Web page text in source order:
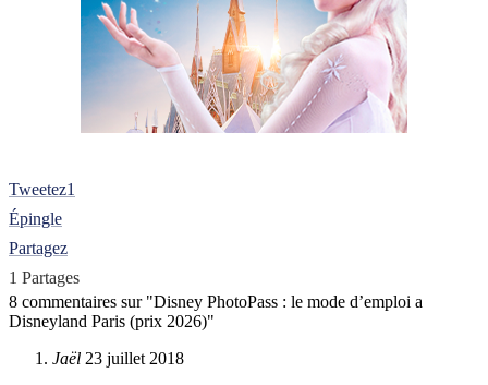
Tweetez1
Épingle
Partagez
1 Partages
8 commentaires sur "Disney PhotoPass : le mode d’emploi a
Disneyland Paris (prix 2026)"
Jaël 23 juillet 2018